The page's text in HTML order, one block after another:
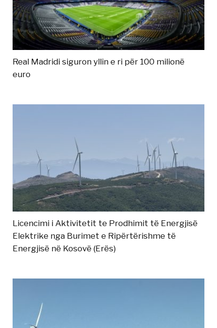
Real Madridi siguron yllin e ri për 100 milionë
euro
Licencimi i Aktivitetit te Prodhimit të Energjisë
Elektrike nga Burimet e Ripërtërishme të
Energjisë në Kosovë (Erës)